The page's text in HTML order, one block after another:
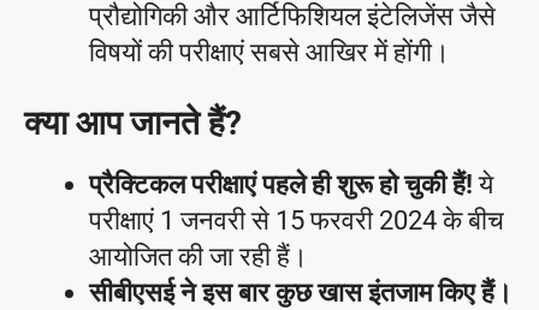
प्रौद्योगिकी और आर्टिफिशियल इंटेलिजेंस जैसे
विषयों की परीक्षाएं सबसे आखिर में होंगी।
क्या आप जानते हैं?
प्रैक्टिकल परीक्षाएं पहले ही शुरू हो चुकी हैं! ये
परीक्षाएं 1 जनवरी से 15 फरवरी 2024 के बीच
आयोजित की जा रही हैं।
सीबीएसई ने इस बार कुछ खास इंतजाम किए हैं।